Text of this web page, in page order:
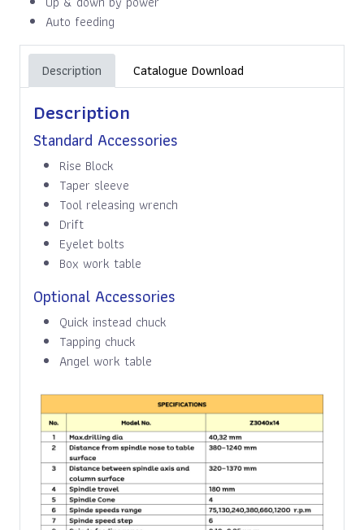
Auto feeding
Description Catalogue Download
Description
Standard Accessories
Rise Block
Taper sleeve
Tool releasing wrench
Drift
Eyelet bolts
Box work table
Optional Accessories
Quick instead chuck
Tapping chuck
Angel work table